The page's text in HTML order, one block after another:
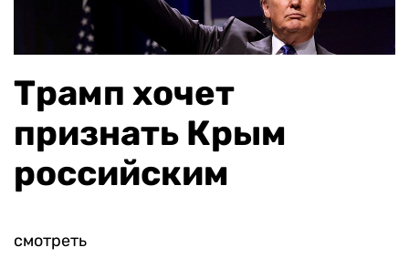
Трамп хочет
признать Крым
российским
смотреть